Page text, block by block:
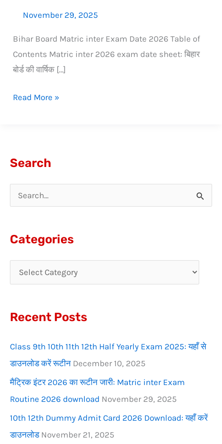
November 29, 2025
Bihar Board Matric inter Exam Date 2026 Table of
Contents Matric inter 2026 exam date sheet: बिहार
बोर्ड की वार्षिक […]
Read More »
Search
h
o
:
Categories
Recent Posts
Class 9th 10th 11th 12th Half Yearly Exam 2025: यहाँ से
डाउनलोड करें रूटीन December 10, 2025
मैट्रिक इंटर 2026 का रूटीन जारी: Matric inter Exam
Routine 2026 download November 29, 2025
10th 12th Dummy Admit Card 2026 Download: यहाँ करें
डाउनलोड November 21, 2025